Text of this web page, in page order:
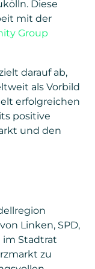
Diese
mit der
Group
darauf ab,
als Vorbild
erfolgreichen
positive
und den
Linken, SPD,
im Stadtrat
zu